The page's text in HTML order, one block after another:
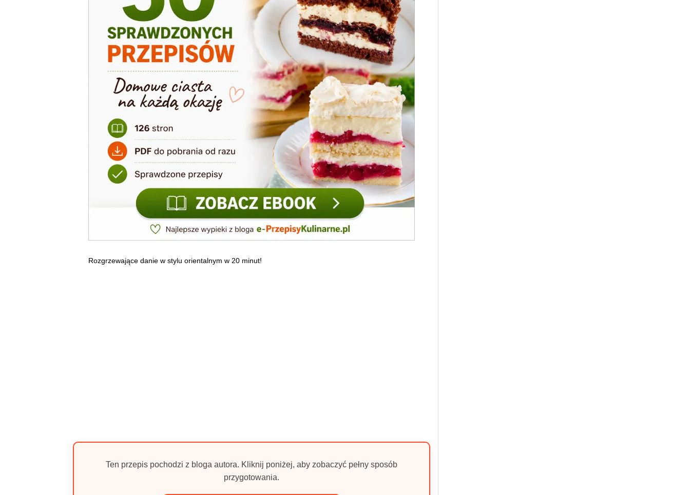
Rozgrzewające danie w stylu orientalnym w 20 minut!
Ten przepis pochodzi z bloga autora. Kliknij poniżej, aby zobaczyć pełny sposób
przygotowania.